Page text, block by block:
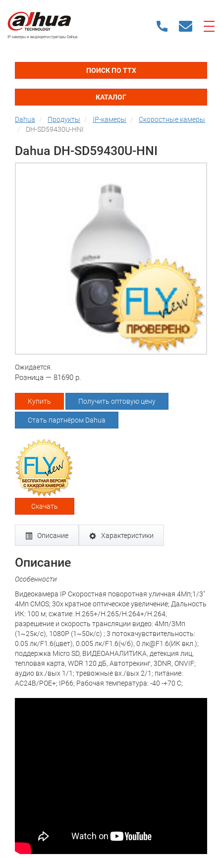
IP камеры и видеорегистраторы Dahua
ПОИСК ПО ТТХ
КАТАЛОГ
Dahua Продукты IP-камеры
Скоростные камеры
DH-SD59430U-HNI
Dahua DH-SD59430U-HNI
Ожидается.
Розница — 81690 р.
Купить Получить оптовую цену
Стать партнёром Dahua
Скачать
Описание Характеристики
Описание
Особенности
Видеокамера IP Скоростная поворотная уличная 4Мп;1/3"
4Mп CMOS; 30x кратное оптическое увеличение; Дальность
ИК: 100 м; сжатие: H.265+/H.265/H.264+/H.264;
разрешение и скорость трансляции видео: 4Мп/3Мп
(1~25к/с), 1080P (1~50к/с) ; 3 потокачувствительность:
0.05 лк/F1.6(цвет), 0.005 лк/F1.6(ч/б), 0 лк@F1.6(ИК вкл.);
поддержка Micro SD, ВИДЕОАНАЛИТИКА, детекция лиц,
тепловая карта, WDR 120 дБ, Автотрекинг, 3DNR, ONVIF;
аудио вх./вых 1/1; тревожные вх./вых 2/1; питание:
AC24В/PОE+; IP66; Рабочая температура: -40 -+70 С;